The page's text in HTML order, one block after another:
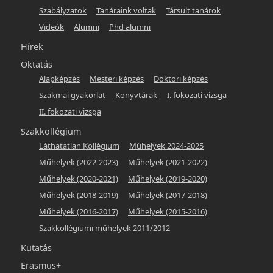
Szabályzatok
Tanáraink voltak
Társult tanárok
Videók
Alumni Phd alumni
Hírek
Oktatás
Alapképzés Mesteri képzés
Doktori képzés
Szakmai gyakorlat
Könyvtárak
I. fokozati vizsga
II. fokozati vizsga
Szakkollégium
Láthatatlan Kollégium
Műhelyek 2024-2025
Műhelyek (2022-2023)
Műhelyek (2021-2022)
Műhelyek (2020-2021)
Műhelyek (2019-2020)
Műhelyek (2018-2019)
Műhelyek (2017-2018)
Műhelyek (2016-2017)
Műhelyek (2015-2016)
Szakkollégiumi műhelyek 2011/2012
Kutatás
Erasmus+